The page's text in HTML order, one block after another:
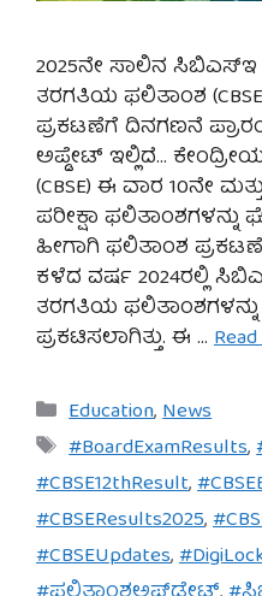
2025ನೇ ಸಾಲಿನ ಸಿಬಿಎಸ್‌ಇ
ತರಗತಿಯ ಫಲಿತಾಂಶ (CBSE
ಪ್ರಕಟಣೆಗೆ ದಿನಗಣನೆ
ಅಪ್ಡೇಟ್ ಇಲ್ಲಿದೆ…
(CBSE) ಈ ವಾರ 10ನೇ
ಪರೀಕ್ಷಾ
ಹೀಗಾಗಿ ಫಲಿತಾಂಶ
ಕಳೆದ ವರ್ಷ 2024ರಲ್ಲಿ
ತರಗತಿಯ ಫಲಿತಾಂಶಗಳನ್ನು
ಪ್ರಕಟಿಸಲಾಗಿತ್ತು. ಈ …
Categories
Education,News
Tags
#BoardExamResults,
#CBSE12thResult,
#CBSEResults2025,
#CBSEUpdates,